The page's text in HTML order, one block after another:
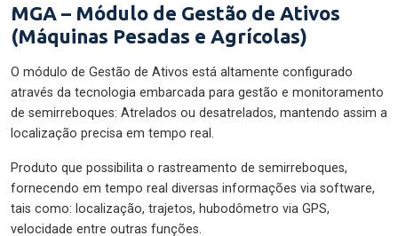
MGA – Módulo de Gestão de Ativos
(Máquinas Pesadas e Agrícolas)
O módulo de Gestão de Ativos está altamente configurado
através da tecnologia embarcada para gestão e monitoramento
de semirreboques: Atrelados ou desatrelados, mantendo assim a
localização precisa em tempo real.
Produto que possibilita o rastreamento de semirreboques,
fornecendo em tempo real diversas informações via software,
tais como: localização, trajetos, hubodômetro via GPS,
velocidade entre outras funções.